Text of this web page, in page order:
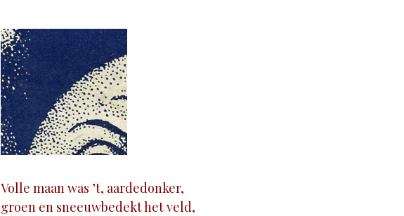
Volle maan was ’t, aardedonker,
groen en sneeuwbedekt het veld,